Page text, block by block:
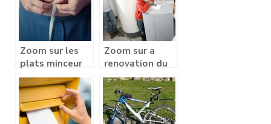
Zoom sur les
plats minceur
simples
Zoom sur a
renovation du
chauffage